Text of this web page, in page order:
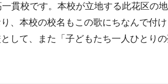
貫校です。本校が立地する此花区
校の校名もこの歌にちなんで付け
して、また「子どもたち一人ひとり